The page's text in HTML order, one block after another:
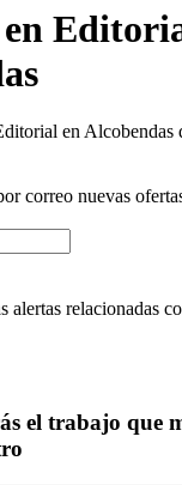
en Alcobendas
correo nuevas
alertas relacionadas
el trabajo que